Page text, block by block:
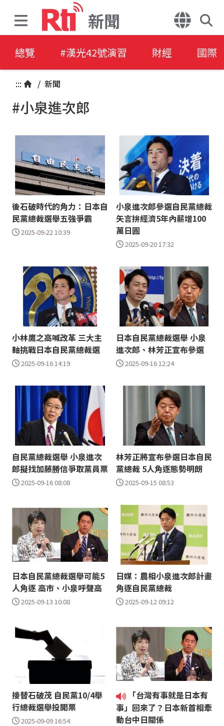
新聞
總覽 #漢光42號演習 財經 國際
::: / 新聞
#小泉進次郎
後石破時代的角力：日本自
民黨總裁選舉五強爭霸
2025-09-22 10:39
小泉進次郎參選自民黨總裁
矢言拚經濟5年內薪增100
萬日圓
2025-09-20 17:32
小林鷹之高喊改革 三大主
軸挑戰日本自民黨總裁選
2025-09-16 14:19
日本自民黨總裁選舉 小泉
進次郎、林芳正宣布參選
2025-09-16 12:24
自民黨總裁選舉 小泉進次
郎擬找加藤勝信爭取黨員票
2025-09-16 08:08
林芳正將宣布參選日本自民
黨總裁 5人角逐態勢明朗
2025-09-15 08:53
日本自民黨總裁選舉可能5
人角逐 高市、小泉呼聲高
2025-09-13 10:08
日媒：農相小泉進次郎計畫
角逐自民黨總裁
2025-09-12 09:12
接替石破茂 自民黨10/4舉
行總裁選舉投開票
2025-09-09 16:54
「台灣有事就是日本有
事」回來了？日本新首相牽
動台中日關係